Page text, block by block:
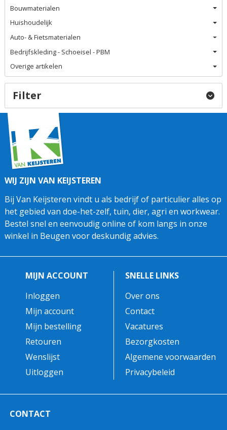
Bouwmaterialen
Huishoudelijk
Auto- & Fietsmaterialen
Bedrijfskleding - Schoeisel - PBM
Overige artikelen
Filter
WIJ ZIJN VAN KEIJSTEREN
Bij Van Keijsteren vindt u als bedrijf of particulier alles op
het gebied van doe-het-zelf, tuin, dier, agri en workwear.
Bestel snel en eenvoudig online of kom langs in onze
winkel in Beugen voor deskundig advies.
MIJN ACCOUNT
Inloggen
Mijn account
Mijn bestelling
Retouren
Wenslijst
Uitloggen
SNELLE LINKS
Over ons
Contact
Vacatures
Bezorgkosten
Algemene voorwaarden
Privacybeleid
CONTACT